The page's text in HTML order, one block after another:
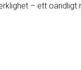
– ett oändligt